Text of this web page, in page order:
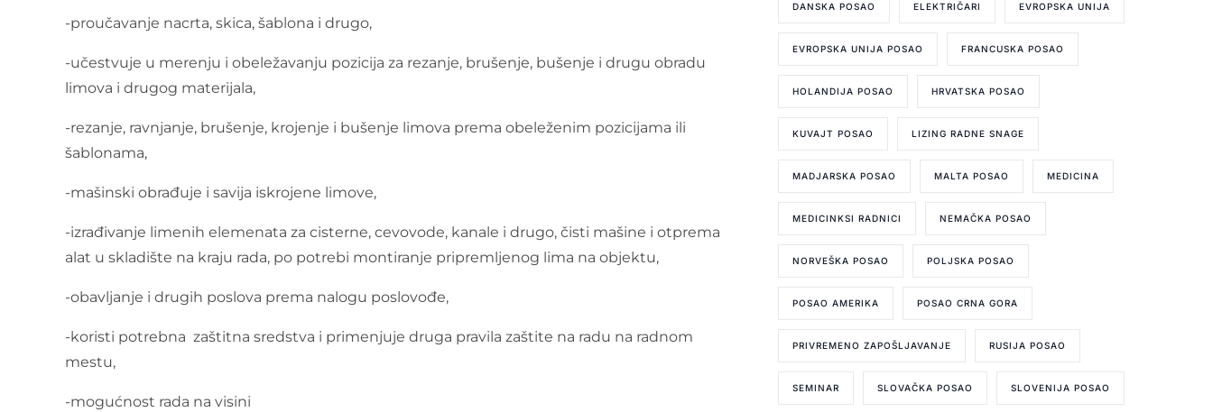
-proučavanje nacrta, skica, šablona i drugo,
-učestvuje u merenju i obeležavanju pozicija za rezanje, brušenje, bušenje i drugu obradu
limova i drugog materijala,
-rezanje, ravnjanje, brušenje, krojenje i bušenje limova prema obeleženim pozicijama ili
šablonama,
-mašinski obrađuje i savija iskrojene limove,
-izrađivanje limenih elemenata za cisterne, cevovode, kanale i drugo, čisti mašine i otprema
alat u skladište na kraju rada, po potrebi montiranje pripremljenog lima na objektu,
-obavljanje i drugih poslova prema nalogu poslovođe,
-koristi potrebna zaštitna sredstva i primenjuje druga pravila zaštite na radu na radnom
mestu,
-mogućnost rada na visini
DANSKA POSAO ELEKTRIČARI EVROPSKA UNIJA
EVROPSKA UNIJA POSAO FRANCUSKA POSAO
HOLANDIJA POSAO HRVATSKA POSAO
KUVAJT POSAO LIZING RADNE SNAGE
MADJARSKA POSAO MALTA POSAO MEDICINA
MEDICINKSI RADNICI NEMAČKA POSAO
NORVEŠKA POSAO POLJSKA POSAO
POSAO AMERIKA POSAO CRNA GORA
PRIVREMENO ZAPOŠLJAVANJE RUSIJA POSAO
SEMINAR SLOVAČKA POSAO SLOVENIJA POSAO